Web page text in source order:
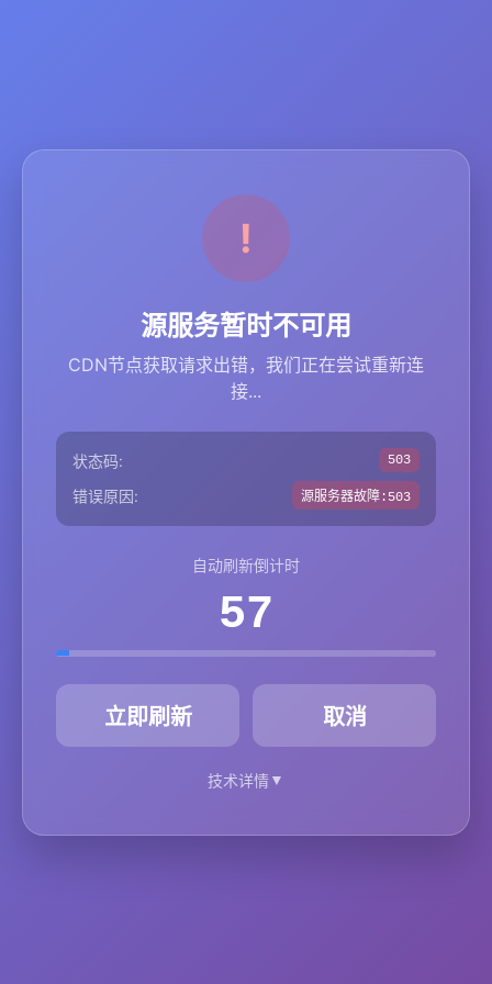
源服务暂时不可用
CDN节点获取请求出错，我们正在尝试重新连
接...
状态码: 503
错误原因: 源服务器故障:503
自动刷新倒计时
57
立即刷新 取消
技术详情▼